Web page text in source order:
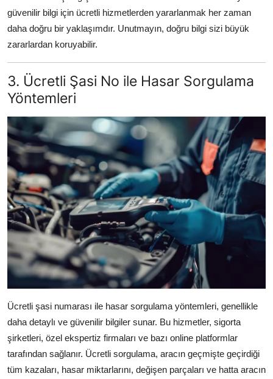
güvenilir bilgi için ücretli hizmetlerden yararlanmak her zaman
daha doğru bir yaklaşımdır. Unutmayın, doğru bilgi sizi büyük
zararlardan koruyabilir.
3. Ücretli Şasi No ile Hasar Sorgulama
Yöntemleri
Ücretli şasi numarası ile hasar sorgulama yöntemleri, genellikle
daha detaylı ve güvenilir bilgiler sunar. Bu hizmetler, sigorta
şirketleri, özel ekspertiz firmaları ve bazı online platformlar
tarafından sağlanır. Ücretli sorgulama, aracın geçmişte geçirdiği
tüm kazaları, hasar miktarlarını, değişen parçaları ve hatta aracın